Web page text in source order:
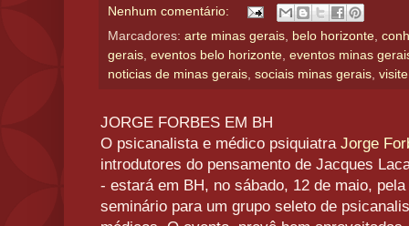
Nenhum comentário:
Marcadores: arte minas gerais belo horizonte
gerais eventos belo horizonte eventos minas
noticias de minas gerais sociais minas gerais
JORGE FORBES EM BH
O psicanalista e médico psiquiatra Jorge
introdutores do pensamento de Jacques
- estará em BH, no sábado, 12 de maio,
seminário para um grupo seleto de